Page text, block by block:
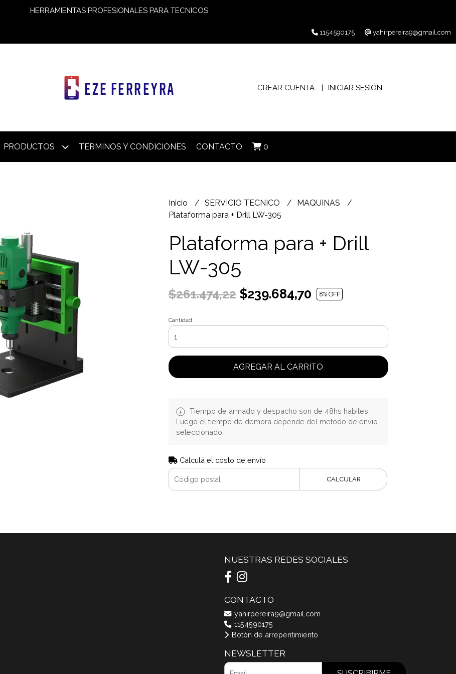
HERRAMIENTAS PROFESIONALES PARA TECNICOS
1154590175 yahirpereira9@gmail.com
CREAR CUENTA INICIAR SESIÓN
PRODUCTOS TERMINOS Y CONDICIONES CONTACTO 0
Inicio SERVICIO TECNICO
MAQUINAS
Plataforma para + Drill LW-305
Plataforma para + Drill
LW-305
$261.474,22$239.684,70 8% OFF
Cantidad
AGREGAR AL CARRITO
Tiempo de armado y despacho son de 48hs habiles.
Luego el tiempo de demora depende del metodo de envio
seleccionado.
Calculá el costo de envío
CALCULAR
NUESTRAS REDES SOCIALES
CONTACTO
yahirpereira9@gmail.com
1154590175
Botón de arrepentimiento
NEWSLETTER